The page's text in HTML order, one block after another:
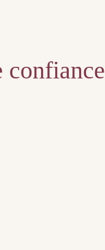
confiance